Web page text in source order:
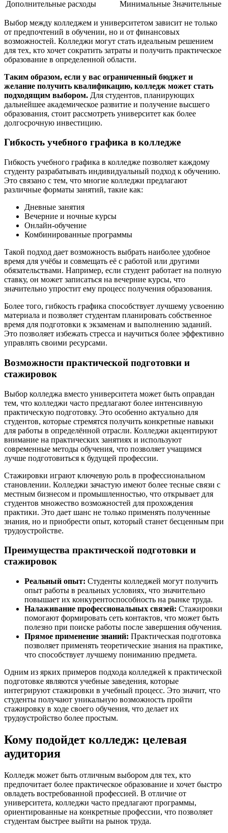
Дополнительные расходы Минимальные Значительные
Выбор между колледжем и университетом зависит не только
от предпочтений в обучении, но и от финансовых
возможностей. Колледжи могут стать идеальным решением
для тех, кто хочет сократить затраты и получить практическое
образование в определенной области.
Таким образом, если у вас ограниченный бюджет и
желание получить квалификацию, колледж может стать
подходящим выбором. Для студентов, планирующих
дальнейшее академическое развитие и получение высшего
образования, стоит рассмотреть университет как более
долгосрочную инвестицию.
Гибкость учебного графика в колледже
Гибкость учебного графика в колледже позволяет каждому
студенту разрабатывать индивидуальный подход к обучению.
Это связано с тем, что многие колледжи предлагают
различные форматы занятий, такие как:
Дневные занятия
Вечерние и ночные курсы
Онлайн-обучение
Комбинированные программы
Такой подход дает возможность выбрать наиболее удобное
время для учёбы и совмещать её с работой или другими
обязательствами. Например, если студент работает на полную
ставку, он может записаться на вечерние курсы, что
значительно упростит ему процесс получения образования.
Более того, гибкость графика способствует лучшему усвоению
материала и позволяет студентам планировать собственное
время для подготовки к экзаменам и выполнению заданий.
Это позволяет избежать стресса и научиться более эффективно
управлять своими ресурсами.
Возможности практической подготовки и
стажировок
Выбор колледжа вместо университета может быть оправдан
тем, что колледжи часто предлагают более интенсивную
практическую подготовку. Это особенно актуально для
студентов, которые стремятся получить конкретные навыки
для работы в определённой отрасли. Колледжи акцентируют
внимание на практических занятиях и используют
современные методы обучения, что позволяет учащимся
лучше подготовиться к будущей профессии.
Стажировки играют ключевую роль в профессиональном
становлении. Колледжи зачастую имеют более тесные связи с
местным бизнесом и промышленностью, что открывает для
студентов множество возможностей для прохождения
практики. Это дает шанс не только применять полученные
знания, но и приобрести опыт, который станет бесценным при
трудоустройстве.
Преимущества практической подготовки и
стажировок
Реальный опыт: Студенты колледжей могут получить
опыт работы в реальных условиях, что значительно
повышает их конкурентоспособность на рынке труда.
Налаживание профессиональных связей: Стажировки
помогают формировать сеть контактов, что может быть
полезно при поиске работы после завершения обучения.
Прямое применение знаний: Практическая подготовка
позволяет применять теоретические знания на практике,
что способствует лучшему пониманию предмета.
Одним из ярких примеров подхода колледжей к практической
подготовке являются учебные заведения, которые
интегрируют стажировки в учебный процесс. Это значит, что
студенты получают уникальную возможность пройти
стажировку в ходе своего обучения, что делает их
трудоустройство более простым.
Кому подойдет колледж: целевая
аудитория
Колледж может быть отличным выбором для тех, кто
предпочитает более практическое образование и хочет быстро
овладеть востребованной профессией. В отличие от
университета, колледжи часто предлагают программы,
ориентированные на конкретные профессии, что позволяет
студентам быстрее выйти на рынок труда.